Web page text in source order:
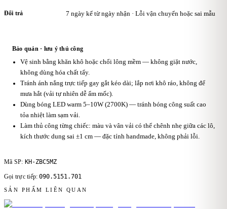
Đổi trả 7 ngày kể từ ngày nhận · Lỗi vận chuyển hoặc sai mẫu
Bảo quản · lưu ý thủ công
Vệ sinh bằng khăn khô hoặc chổi lông mềm — không giặt nước,
không dùng hóa chất tẩy.
Tránh ánh nắng trực tiếp gay gắt kéo dài; lắp nơi khô ráo, không để
mưa hắt (vải tự nhiên dễ ẩm mốc).
Dùng bóng LED warm 5–10W (2700K) — tránh bóng công suất cao
tỏa nhiệt làm sạm vải.
Làm thủ công từng chiếc: màu và vân vải có thể chênh nhẹ giữa các lô,
kích thước dung sai ±1 cm — đặc tính handmade, không phải lỗi.
Mã SP: KH-ZBC5MZ
Gọi trực tiếp:090.5151.701
SẢN PHẨM LIÊN QUAN